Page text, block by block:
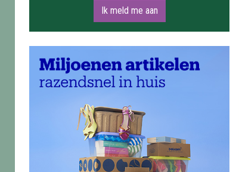
Ik meld me aan